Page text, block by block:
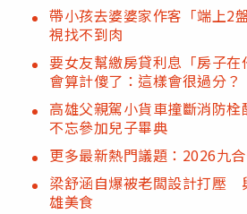
帶小孩去婆婆家作客「端上
視找不到肉
要女友幫繳房貸利息「房子
會算計傻了：這樣會很過分？
高雄父親駕小貨車撞斷消防
不忘參加兒子畢典
更多最新熱門議題：2026九
梁舒涵自爆被老闆設計打壓
雄美食